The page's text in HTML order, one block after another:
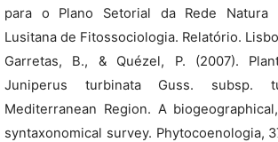
para o Plano Setorial da Rede Natura
Lusitana de Fitossociologia. Relatório.
Garretas, B., & Quézel, P. (2007).
Juniperus turbinata Guss. subsp.
Mediterranean Region. A
syntaxonomical survey. Phytocoenologia,